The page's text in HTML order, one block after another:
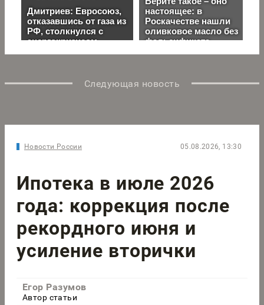
Следующая новость
Новости России 05.08.2026, 13:30
Ипотека в июле 2026
года: коррекция после
рекордного июня и
усиление вторички
Егор Разумов
Автор статьи